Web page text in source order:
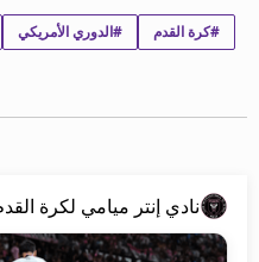
#كرة القدم #الدوري الأمريكي
نادي إنتر ميامي لكرة